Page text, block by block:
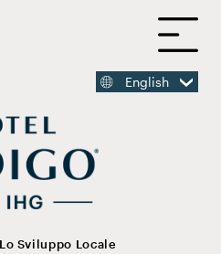
English
Sviluppo Locale